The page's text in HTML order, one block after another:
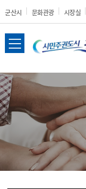
군산시 문화관광 시장실
전
메
뉴
열
기